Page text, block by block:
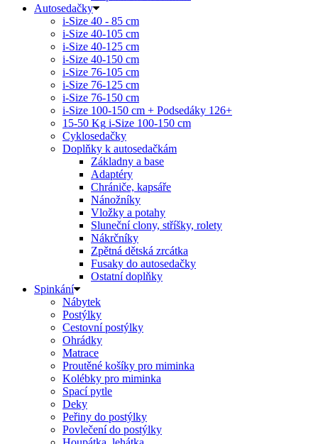
Autosedačky
i-Size 40 - 85 cm
i-Size 40-105 cm
i-Size 40-125 cm
i-Size 40-150 cm
i-Size 76-105 cm
i-Size 76-125 cm
i-Size 76-150 cm
i-Size 100-150 cm + Podsedáky 126+
15-50 Kg i-Size 100-150 cm
Cyklosedačky
Doplňky k autosedačkám
Základny a base
Adaptéry
Chrániče, kapsáře
Nánožníky
Vložky a potahy
Sluneční clony, stříšky, rolety
Nákrčníky
Zpětná dětská zrcátka
Fusaky do autosedačky
Ostatní doplňky
Spinkání
Nábytek
Postýlky
Cestovní postýlky
Ohrádky
Matrace
Proutěné košíky pro miminka
Kolébky pro miminka
Spací pytle
Deky
Peřiny do postýlky
Povlečení do postýlky